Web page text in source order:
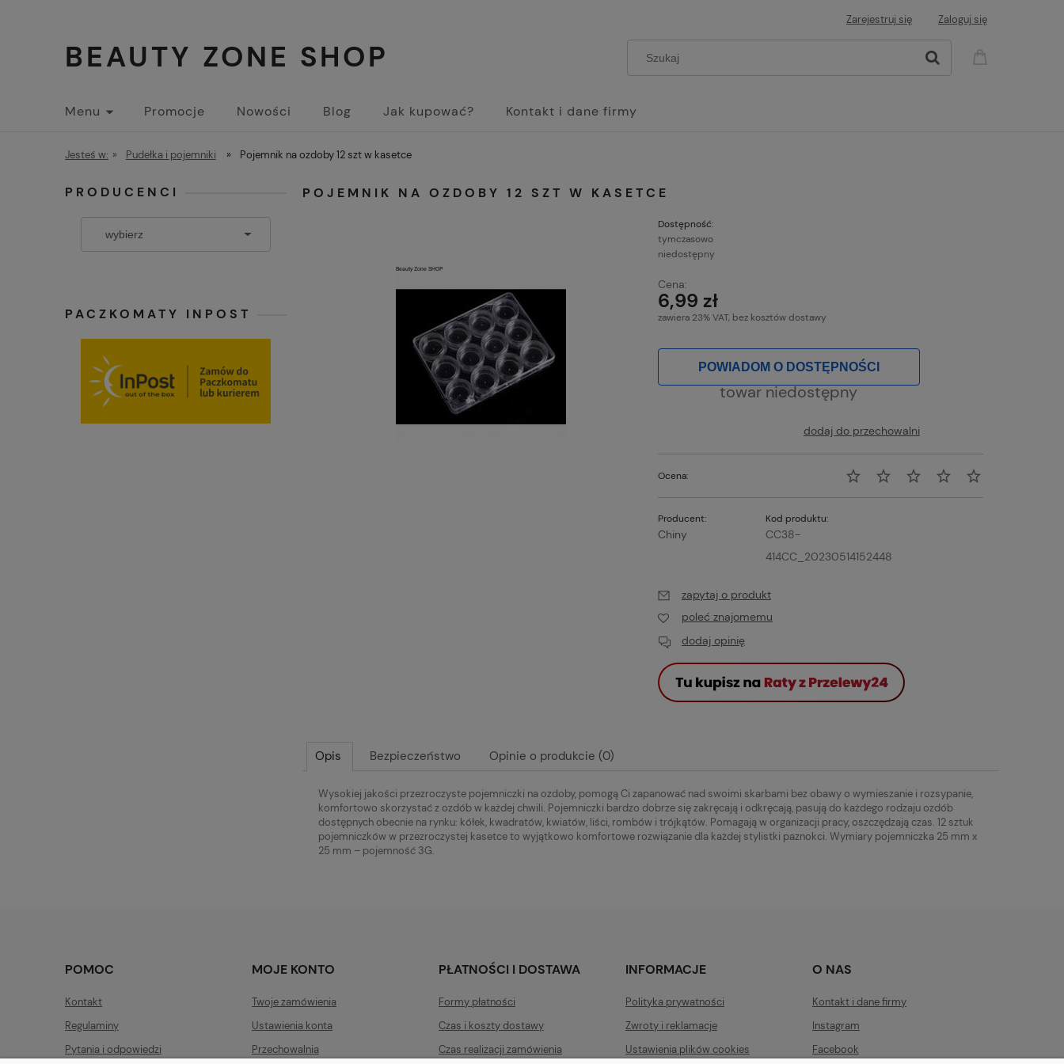
Zarejestruj się Zaloguj się
BEAUTY ZONE SHOP
Menu Promocje Nowości Blog Jak kupować? Kontakt i dane firmy
Jesteś w: » Pudełka i pojemniki » Pojemnik na ozdoby 12 szt w kasetce
PRODUCENCI
PACZKOMATY INPOST
POJEMNIK NA OZDOBY 12 SZT W KASETCE
Dostępność:
tymczasowo
niedostępny
Cena:
6,99 zł
zawiera 23% VAT, bez kosztów dostawy
POWIADOM O DOSTĘPNOŚCI
towar niedostępny
dodaj do przechowalni
Ocena:
Producent:
Chiny
Kod produktu:
CC38-
414CC_20230514152448
zapytaj o produkt
poleć znajomemu
dodaj opinię
Opis Bezpieczeństwo Opinie o produkcie (0)
Wysokiej jakości przezroczyste pojemniczki na ozdoby, pomogą Ci zapanować nad swoimi skarbami bez obawy o wymieszanie i rozsypanie,
komfortowo skorzystać z ozdób w każdej chwili. Pojemniczki bardzo dobrze się zakręcają i odkręcają, pasują do każdego rodzaju ozdób
dostępnych obecnie na rynku: kółek, kwadratów, kwiatów, liści, rombów i trójkątów. Pomagają w organizacji pracy, oszczędzają czas. 12 sztuk
pojemniczków w przezroczystej kasetce to wyjątkowo komfortowe rozwiązanie dla każdej stylistki paznokci. Wymiary pojemniczka 25 mm x
25 mm – pojemność 3G.
POMOC
Kontakt
Regulaminy
Pytania i odpowiedzi
MOJE KONTO
Twoje zamówienia
Ustawienia konta
Przechowalnia
PŁATNOŚCI I DOSTAWA
Formy płatności
Czas i koszty dostawy
Czas realizacji zamówienia
INFORMACJE
Polityka prywatności
Zwroty i reklamacje
Ustawienia plików cookies
O NAS
Kontakt i dane firmy
Instagram
Facebook